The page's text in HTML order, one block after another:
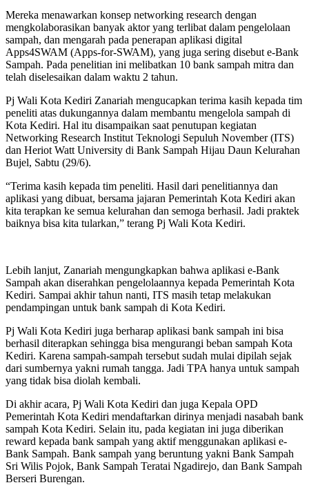
Mereka menawarkan konsep networking research dengan
mengkolaborasikan banyak aktor yang terlibat dalam pengelolaan
sampah, dan mengarah pada penerapan aplikasi digital
Apps4SWAM (Apps-for-SWAM), yang juga sering disebut e-Bank
Sampah. Pada penelitian ini melibatkan 10 bank sampah mitra dan
telah diselesaikan dalam waktu 2 tahun.
Pj Wali Kota Kediri Zanariah mengucapkan terima kasih kepada tim
peneliti atas dukungannya dalam membantu mengelola sampah di
Kota Kediri. Hal itu disampaikan saat penutupan kegiatan
Networking Research Institut Teknologi Sepuluh November (ITS)
dan Heriot Watt University di Bank Sampah Hijau Daun Kelurahan
Bujel, Sabtu (29/6).
“Terima kasih kepada tim peneliti. Hasil dari penelitiannya dan
aplikasi yang dibuat, bersama jajaran Pemerintah Kota Kediri akan
kita terapkan ke semua kelurahan dan semoga berhasil. Jadi praktek
baiknya bisa kita tularkan,” terang Pj Wali Kota Kediri.
Lebih lanjut, Zanariah mengungkapkan bahwa aplikasi e-Bank
Sampah akan diserahkan pengelolaannya kepada Pemerintah Kota
Kediri. Sampai akhir tahun nanti, ITS masih tetap melakukan
pendampingan untuk bank sampah di Kota Kediri.
Pj Wali Kota Kediri juga berharap aplikasi bank sampah ini bisa
berhasil diterapkan sehingga bisa mengurangi beban sampah Kota
Kediri. Karena sampah-sampah tersebut sudah mulai dipilah sejak
dari sumbernya yakni rumah tangga. Jadi TPA hanya untuk sampah
yang tidak bisa diolah kembali.
Di akhir acara, Pj Wali Kota Kediri dan juga Kepala OPD
Pemerintah Kota Kediri mendaftarkan dirinya menjadi nasabah bank
sampah Kota Kediri. Selain itu, pada kegiatan ini juga diberikan
reward kepada bank sampah yang aktif menggunakan aplikasi e-
Bank Sampah. Bank sampah yang beruntung yakni Bank Sampah
Sri Wilis Pojok, Bank Sampah Teratai Ngadirejo, dan Bank Sampah
Berseri Burengan.